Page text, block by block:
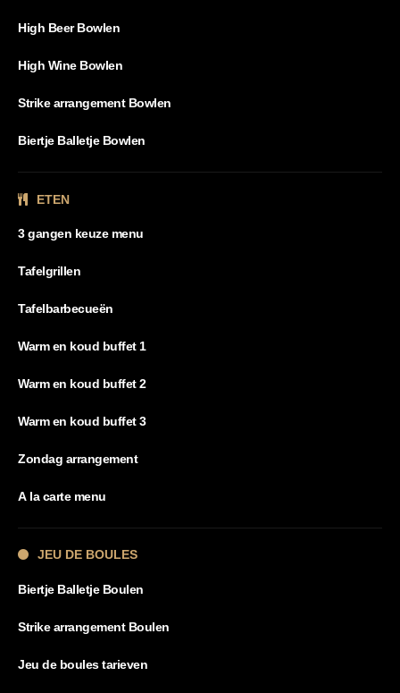
High Beer Bowlen
High Wine Bowlen
Strike arrangement Bowlen
Biertje Balletje Bowlen
ETEN
3 gangen keuze menu
Tafelgrillen
Tafelbarbecueën
Warm en koud buffet 1
Warm en koud buffet 2
Warm en koud buffet 3
Zondag arrangement
A la carte menu
JEU DE BOULES
Biertje Balletje Boulen
Strike arrangement Boulen
Jeu de boules tarieven